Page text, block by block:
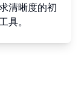
清晰度的初
具。